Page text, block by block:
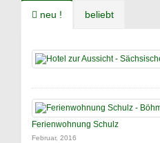
neu ! beliebt
Ferienwohnung Schulz
Februar, 2016